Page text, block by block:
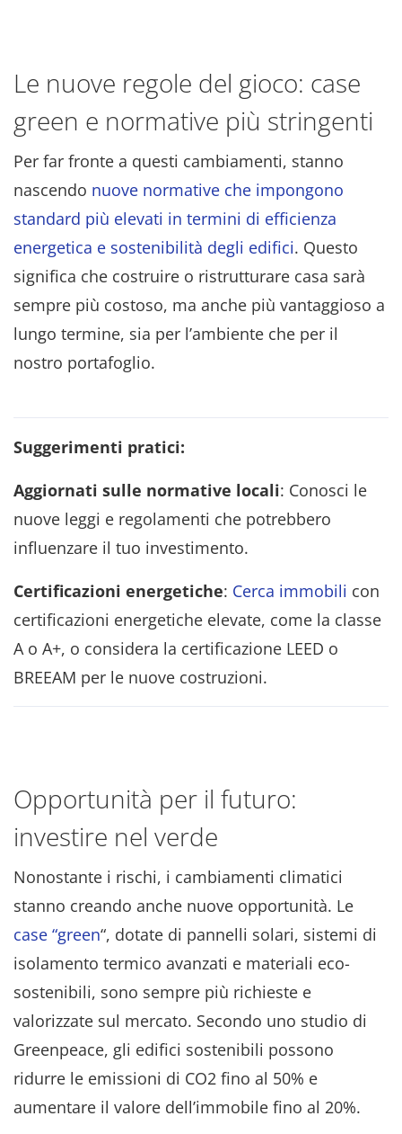
Le nuove regole del gioco: case
green e normative più stringenti
Per far fronte a questi cambiamenti, stanno
nascendo nuove normative che impongono
standard più elevati in termini di efficienza
energetica e sostenibilità degli edifici. Questo
significa che costruire o ristrutturare casa sarà
sempre più costoso, ma anche più vantaggioso a
lungo termine, sia per l’ambiente che per il
nostro portafoglio.
Suggerimenti pratici:
Aggiornati sulle normative locali: Conosci le
nuove leggi e regolamenti che potrebbero
influenzare il tuo investimento.
Certificazioni energetiche: Cerca immobili con
certificazioni energetiche elevate, come la classe
A o A+, o considera la certificazione LEED o
BREEAM per le nuove costruzioni.
Opportunità per il futuro:
investire nel verde
Nonostante i rischi, i cambiamenti climatici
stanno creando anche nuove opportunità. Le
case “green“, dotate di pannelli solari, sistemi di
isolamento termico avanzati e materiali eco-
sostenibili, sono sempre più richieste e
valorizzate sul mercato. Secondo uno studio di
Greenpeace, gli edifici sostenibili possono
ridurre le emissioni di CO2 fino al 50% e
aumentare il valore dell’immobile fino al 20%.